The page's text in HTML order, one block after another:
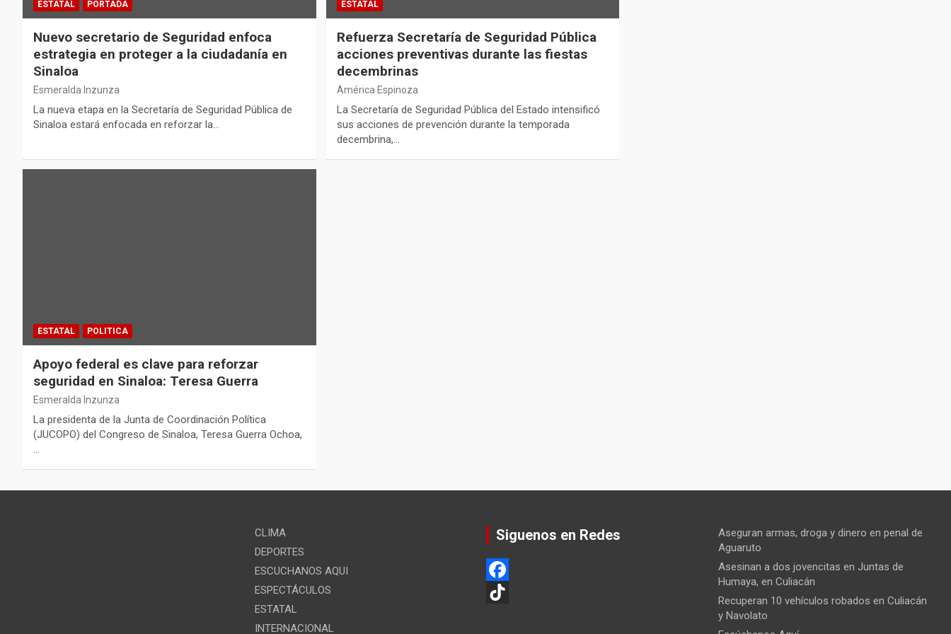
ESTATAL PORTADA
Nuevo secretario de Seguridad enfoca
estrategia en proteger a la ciudadanía en
Sinaloa
Esmeralda Inzunza
La nueva etapa en la Secretaría de Seguridad Pública de
Sinaloa estará enfocada en reforzar la…
ESTATAL
Refuerza Secretaría de Seguridad Pública
acciones preventivas durante las fiestas
decembrinas
América Espinoza
La Secretaría de Seguridad Pública del Estado intensificó
sus acciones de prevención durante la temporada
decembrina,…
ESTATAL POLITICA
Apoyo federal es clave para reforzar
seguridad en Sinaloa: Teresa Guerra
Esmeralda Inzunza
La presidenta de la Junta de Coordinación Política
(JUCOPO) del Congreso de Sinaloa, Teresa Guerra Ochoa,
CLIMA
DEPORTES
ESCUCHANOS AQUI
ESPECTÁCULOS
ESTATAL
INTERNACIONAL
Siguenos en Redes
F
Aseguran armas, droga y dinero en penal de
Aguaruto
Asesinan a dos jovencitas en Juntas de
Humaya, en Culiacán
Recuperan 10 vehículos robados en Culiacán
y Navolato